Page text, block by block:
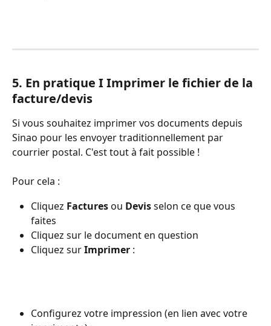
5. En pratique I Imprimer le fichier de la
facture/devis
Si vous souhaitez imprimer vos documents depuis
Sinao pour les envoyer traditionnellement par
courrier postal. C'est tout à fait possible !
Pour cela :
Cliquez Factures ou Devis selon ce que vous
faites
Cliquez sur le document en question
Cliquez sur Imprimer :
Configurez votre impression (en lien avec votre